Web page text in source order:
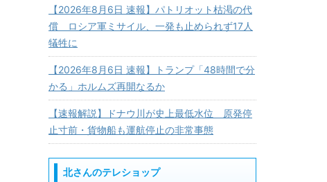
【2026年8月6日 速報】パトリオット枯渇の代
償 ロシア軍ミサイル、一発も止められず17人
犠牲に
【2026年8月6日 速報】トランプ「48時間で分
かる」ホルムズ再開なるか
【速報解説】ドナウ川が史上最低水位 原発停
止寸前・貨物船も運航停止の非常事態
北さんのテレショップ